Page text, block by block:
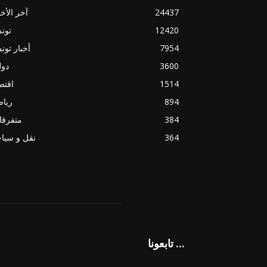
آخر
24437
12420
أخبار
7954
3600
1514
894
384
نقل و
364
تابعونا ...